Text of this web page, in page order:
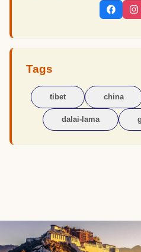
Tags
tibet china
dalai-lama